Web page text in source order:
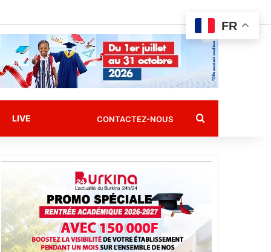
LIVE CONTACTEZ-NOUS Rechercher
FR